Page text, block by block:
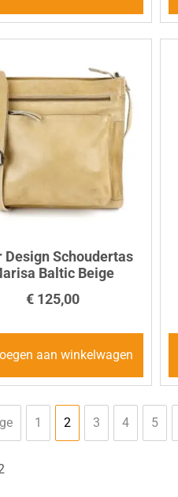
Design Schoudertas
Baltic Beige
€125,00
aan winkelwagen
1 2 3 4 5